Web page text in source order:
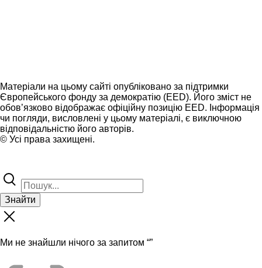
Матеріали на цьому сайті опубліковано за підтримки
Європейського фонду за демократію (EED). Його зміст не
обов’язково відображає офіційну позицію EED. Інформація
чи погляди, висловлені у цьому матеріалі, є виключною
відповідальністю його авторів.
© Усі права захищені.
Знайти
Ми не знайшли нічого за запитом “”